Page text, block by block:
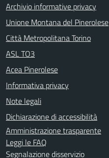
Archivio informative privacy
Unione Montana del Pinerolese
Città Metropolitana Torino
ASL TO3
Acea Pinerolese
Informativa privacy
Note legali
Dichiarazione di accessibilità
Amministrazione trasparente
Leggi le FAQ
Segnalazione disservizio